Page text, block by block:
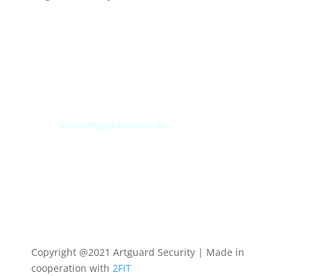
info@artguardsecurity.eu
Copyright @2021 Artguard Security | Made in
cooperation with 2FIT